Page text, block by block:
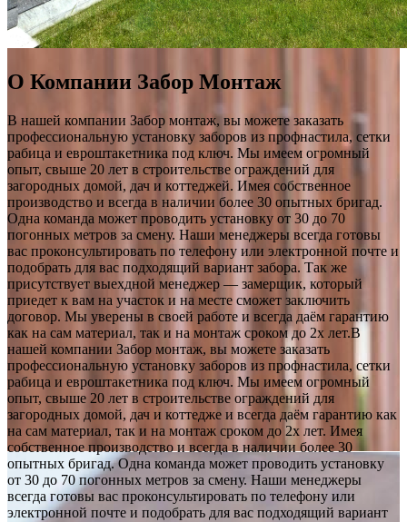
О Компании Забор Монтаж
В нашей компании Забор монтаж, вы можете заказать
профессиональную установку заборов из профнастила, сетки
рабица и евроштакетника под ключ. Мы имеем огромный
опыт, свыше 20 лет в строительстве ограждений для
загородных домой, дач и коттеджей. Имея собственное
производство и всегда в наличии более 30 опытных бригад.
Одна команда может проводить установку от 30 до 70
погонных метров за смену. Наши менеджеры всегда готовы
вас проконсультировать по телефону или электронной почте и
подобрать для вас подходящий вариант забора. Так же
присутствует выехдной менеджер — замерщик, который
приедет к вам на участок и на месте сможет заключить
договор. Мы уверены в своей работе и всегда даём гарантию
как на сам материал, так и на монтаж сроком до 2х лет.В
нашей компании Забор монтаж, вы можете заказать
профессиональную установку заборов из профнастила, сетки
рабица и евроштакетника под ключ. Мы имеем огромный
опыт, свыше 20 лет в строительстве ограждений для
загородных домой, дач и коттедже и всегда даём гарантию как
на сам материал, так и на монтаж сроком до 2х лет. Имея
собственное производство и всегда в наличии более 30
опытных бригад. Одна команда может проводить установку
от 30 до 70 погонных метров за смену. Наши менеджеры
всегда готовы вас проконсультировать по телефону или
электронной почте и подобрать для вас подходящий вариант